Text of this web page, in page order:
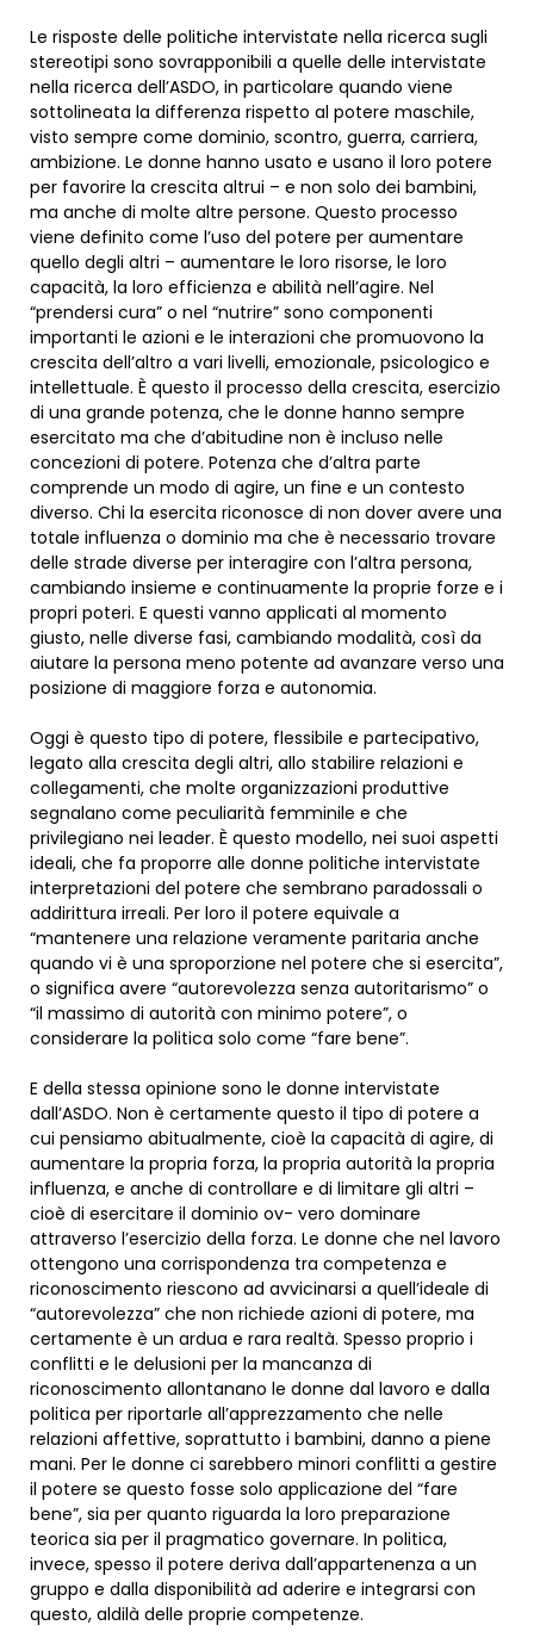
Le risposte delle politiche intervistate nella ricerca sugli
stereotipi sono sovrapponibili a quelle delle intervistate
nella ricerca dell’ASDO, in particolare quando viene
sottolineata la differenza rispetto al potere maschile,
visto sempre come dominio, scontro, guerra, carriera,
ambizione. Le donne hanno usato e usano il loro potere
per favorire la crescita altrui – e non solo dei bambini,
ma anche di molte altre persone. Questo processo
viene definito come l’uso del potere per aumentare
quello degli altri – aumentare le loro risorse, le loro
capacità, la loro efficienza e abilità nell’agire. Nel
“prendersi cura” o nel “nutrire” sono componenti
importanti le azioni e le interazioni che promuovono la
crescita dell’altro a vari livelli, emozionale, psicologico e
intellettuale. È questo il processo della crescita, esercizio
di una grande potenza, che le donne hanno sempre
esercitato ma che d’abitudine non è incluso nelle
concezioni di potere. Potenza che d’altra parte
comprende un modo di agire, un fine e un contesto
diverso. Chi la esercita riconosce di non dover avere una
totale influenza o dominio ma che è necessario trovare
delle strade diverse per interagire con l’altra persona,
cambiando insieme e continuamente la proprie forze e i
propri poteri. E questi vanno applicati al momento
giusto, nelle diverse fasi, cambiando modalità, così da
aiutare la persona meno potente ad avanzare verso una
posizione di maggiore forza e autonomia.
Oggi è questo tipo di potere, flessibile e partecipativo,
legato alla crescita degli altri, allo stabilire relazioni e
collegamenti, che molte organizzazioni produttive
segnalano come peculiarità femminile e che
privilegiano nei leader. È questo modello, nei suoi aspetti
ideali, che fa proporre alle donne politiche intervistate
interpretazioni del potere che sembrano paradossali o
addirittura irreali. Per loro il potere equivale a
“mantenere una relazione veramente paritaria anche
quando vi è una sproporzione nel potere che si esercita”,
o significa avere “autorevolezza senza autoritarismo” o
“il massimo di autorità con minimo potere”, o
considerare la politica solo come “fare bene”.
E della stessa opinione sono le donne intervistate
dall’ASDO. Non è certamente questo il tipo di potere a
cui pensiamo abitualmente, cioè la capacità di agire, di
aumentare la propria forza, la propria autorità la propria
influenza, e anche di controllare e di limitare gli altri –
cioè di esercitare il dominio ov- vero dominare
attraverso l’esercizio della forza. Le donne che nel lavoro
ottengono una corrispondenza tra competenza e
riconoscimento riescono ad avvicinarsi a quell’ideale di
“autorevolezza” che non richiede azioni di potere, ma
certamente è un ardua e rara realtà. Spesso proprio i
conflitti e le delusioni per la mancanza di
riconoscimento allontanano le donne dal lavoro e dalla
politica per riportarle all’apprezzamento che nelle
relazioni affettive, soprattutto i bambini, danno a piene
mani. Per le donne ci sarebbero minori conflitti a gestire
il potere se questo fosse solo applicazione del “fare
bene”, sia per quanto riguarda la loro preparazione
teorica sia per il pragmatico governare. In politica,
invece, spesso il potere deriva dall’appartenenza a un
gruppo e dalla disponibilità ad aderire e integrarsi con
questo, aldilà delle proprie competenze.